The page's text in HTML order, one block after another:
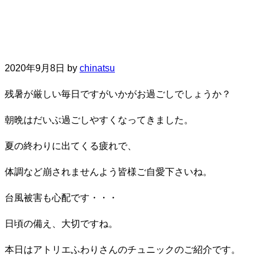
2020年9月8日 by chinatsu
残暑が厳しい毎日ですがいかがお過ごしでしょうか？
朝晩はだいぶ過ごしやすくなってきました。
夏の終わりに出てくる疲れで、
体調など崩されませんよう皆様ご自愛下さいね。
台風被害も心配です・・・
日頃の備え、大切ですね。
本日はアトリエふわりさんのチュニックのご紹介です。